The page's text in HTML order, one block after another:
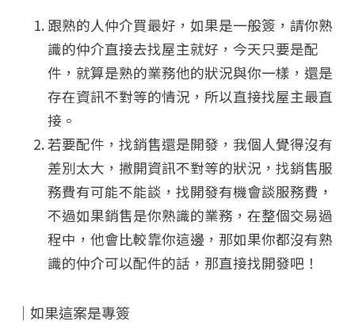
跟熟的人仲介買最好，如果是一般簽，請你熟
識的仲介直接去找屋主就好，今天只要是配
件，就算是熟的業務他的狀況與你一樣，還是
存在資訊不對等的情況，所以直接找屋主最直
接。
若要配件，找銷售還是開發，我個人覺得沒有
差別太大，撇開資訊不對等的狀況，找銷售服
務費有可能不能談，找開發有機會談服務費，
不過如果銷售是你熟識的業務，在整個交易過
程中，他會比較靠你這邊，那如果你都沒有熟
識的仲介可以配件的話，那直接找開發吧！
｜如果這案是專簽